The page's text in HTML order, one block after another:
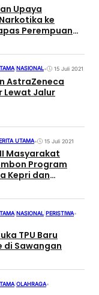
Upaya
ke
Perempuan
|NASIONAL• 15 Juli 2021
AstraZeneca
Lewat Jalur
UTAMA• 15 Juli 2021
Masyarakat
Program
Kepri dan
NASIONAL PERISTIWA•
TPU Baru
di Sawangan
OLAHRAGA•